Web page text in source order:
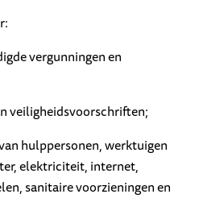
vergunningen en
veiligheidsvoorschriften;
hulppersonen, werktuigen
elektriciteit, internet,
sanitaire voorzieningen en